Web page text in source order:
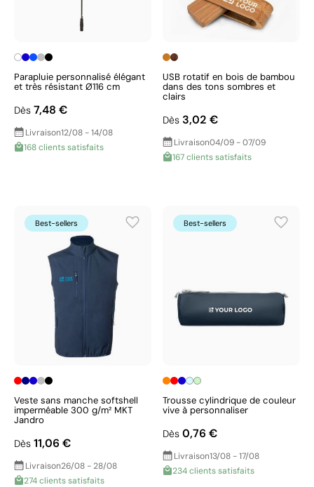
Parapluie personnalisé élégant
et très résistant Ø116 cm
Dès 7,48 €
Livraison12/08 - 14/08
168 clients satisfaits
USB rotatif en bois de bambou
dans des tons sombres et
clairs
Dès 3,02 €
Livraison04/09 - 07/09
167 clients satisfaits
Best-sellers
Veste sans manche softshell
imperméable 300 g/m² MKT
Jandro
Dès 11,06 €
Livraison26/08 - 28/08
274 clients satisfaits
Best-sellers
Trousse cylindrique de couleur
vive à personnaliser
Dès 0,76 €
Livraison13/08 - 17/08
234 clients satisfaits